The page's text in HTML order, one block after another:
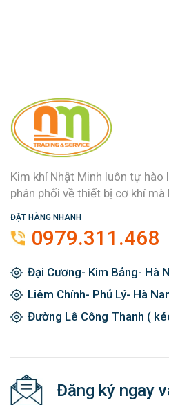
Kim khí Nhật Minh luôn tự
phân phối về thiết bị cơ khí
ĐẶT HÀNG NHANH
0979.311.468
Đại Cương- Kim Bảng- Hà
Liêm Chính- Phủ Lý- Hà
Đường Lê Công Thanh (
Đăng ký ngay